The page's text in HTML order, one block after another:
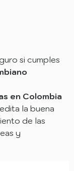
si cumples
en Colombia
la buena
de las
y